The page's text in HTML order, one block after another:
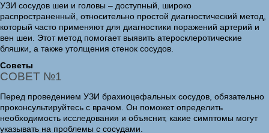
УЗИ сосудов шеи и головы – доступный, широко
распространенный, относительно простой диагностический метод,
который часто применяют для диагностики поражений артерий и
вен шеи. Этот метод помогает выявить атеросклеротические
бляшки, а также утолщения стенок сосудов.
Советы
СОВЕТ №1
Перед проведением УЗИ брахиоцефальных сосудов, обязательно
проконсультируйтесь с врачом. Он поможет определить
необходимость исследования и объяснит, какие симптомы могут
указывать на проблемы с сосудами.